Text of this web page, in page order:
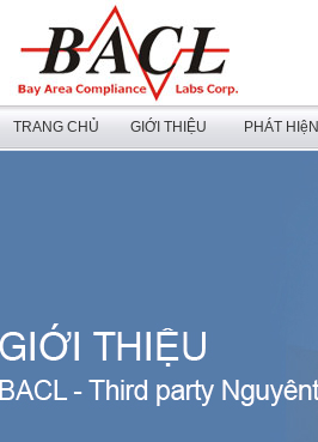
TRANG CHỦ GIỚI THIỆU PHÁT HIệN